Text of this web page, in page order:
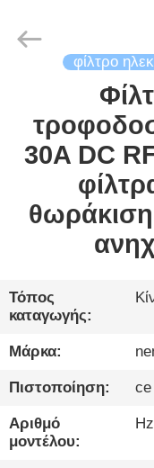
ΠΡΟΪΌΝΤΑ
ΓΙΑ
ΕΜΆΣ
ΞΕΝΆΓΗΣΗ
ΣΤΟ
ΠΟΙΟΤΙΚΌΣ
ΈΛΕΓΧΟΣ
Ltd..
φίλτρο
30A DC
Τόπος
καταγωγής:
Μάρκα:
Πιστοποίηση: ce
Αριθμό
μοντέλου: